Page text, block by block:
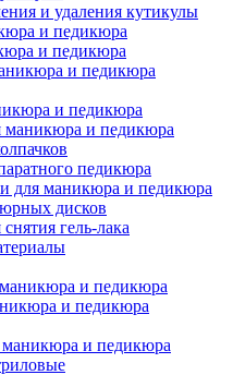
и удаления кутикулы
и педикюра
и педикюра
и педикюра
и педикюра
маникюра и педикюра
педикюра
для маникюра и педикюра
дисков
гель-лака
и педикюра
и педикюра
и педикюра